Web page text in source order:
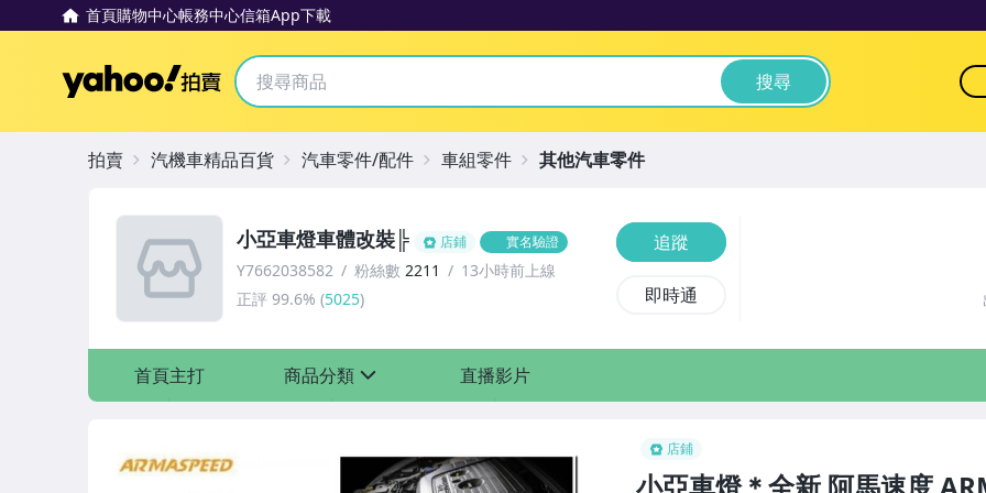
首頁購物中心帳務中心信箱App下載
Yahoo拍賣 搜尋
店鋪
小亞車燈車體改裝╠ 店鋪 實名驗證
Y7662038582 粉絲數 2211
13小時前上線
正評 99.6% (5025)
追蹤
即時通
首頁主打 商品分類 直播影片
拍賣 汽機車精品百貨 汽車零件/配件 車組零件 其他汽車零件